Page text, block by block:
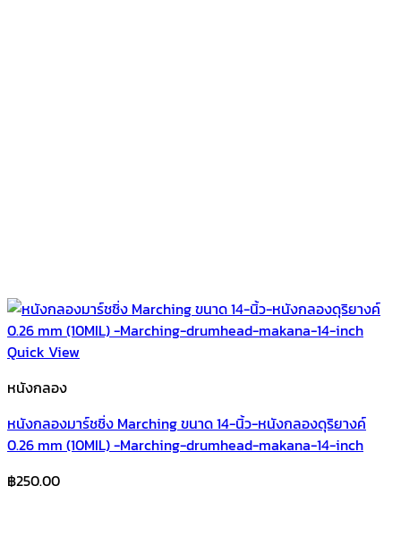
Quick View
หนังกลอง
หนังกลองมาร์ชชิ่ง Marching ขนาด 14-นิ้ว-หนังกลองดุริยางค์
0.26 mm (10MIL) -Marching-drumhead-makana-14-inch
฿250.00